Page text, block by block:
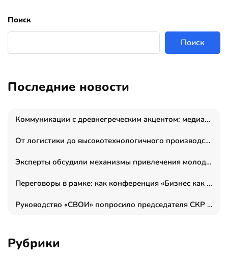
Поиск
Поиск
Последние новости
Коммуникации с древнегреческим акцентом: медиаменеджер и журналист Владимир Дергачев запустил коммуникационное агентство «Сократ 2.0»
От логистики до высокотехнологичного производства: как основатель “гагаринга” выстраивает экосистему безопасности и гражданских БПЛА
Эксперты обсудили механизмы привлечения молодых специалистов в промышленные города
Переговоры в рамке: как конференция «Бизнес как искусство» переформатирует деловой этикет в стенах ТПП РФ
Руководство «СВОИ» попросило председателя СКР дать правовую оценку обысков в тыловом штабе
Рубрики